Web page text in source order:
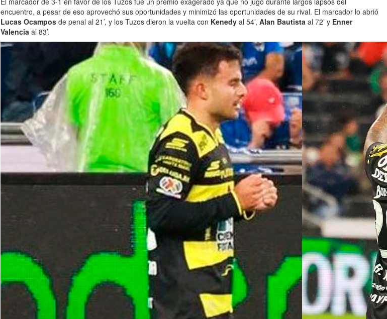
encuentro, a pesar de eso aprovechó sus oportunidades y minimizó las oportunidades de su rival. El marcador lo abrió
Lucas Ocampos de penal al 21’, y los Tuzos dieron la vuelta con Kenedy al 54’, Alan Bautista al 72’ y Enner
Valencia al 83’.